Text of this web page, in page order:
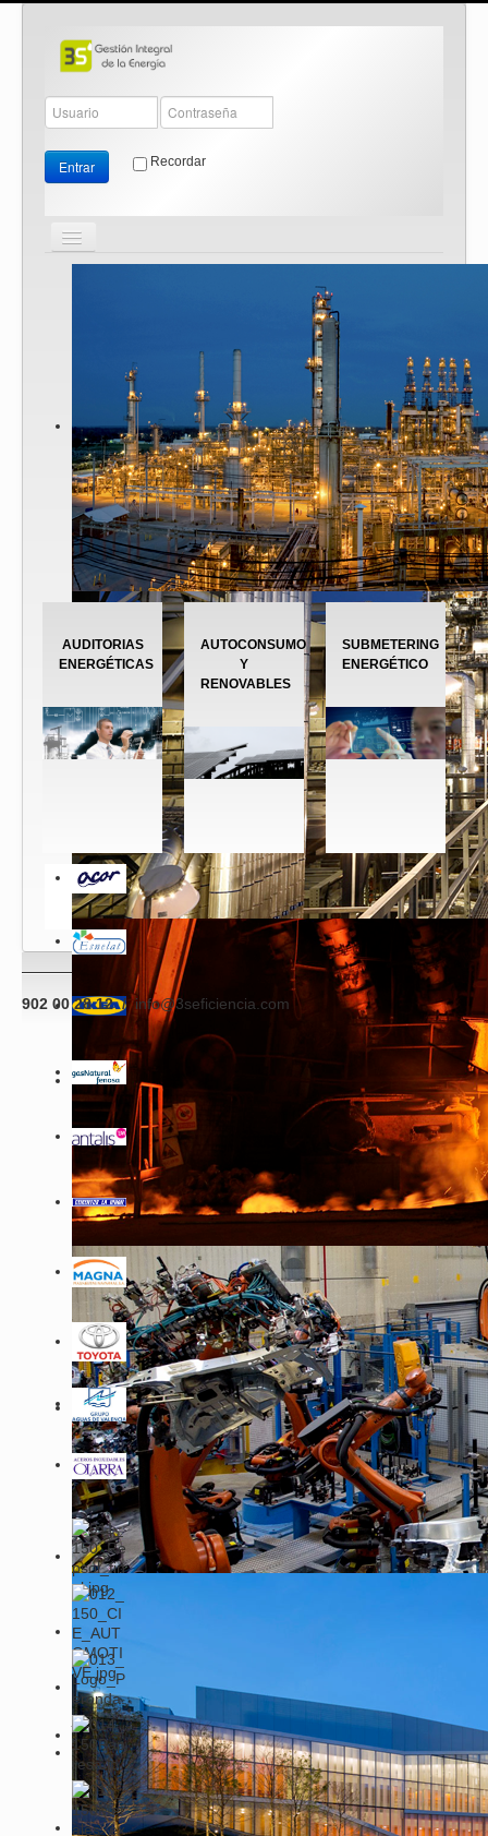
Entrar Recordar
Cambiar
≡
AUDITORIAS
ENERGÉTICAS
AUTOCONSUMO
Y
RENOVABLES
SUBMETERING
ENERGÉTICO
902 00 28 12 /info@3seficiencia.com Webmail 3S| Aviso Legal